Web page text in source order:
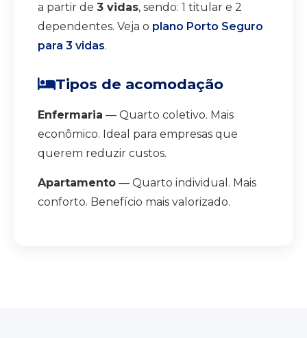
a partir de 3 vidas, sendo: 1 titular e 2
dependentes. Veja o plano Porto Seguro
para 3 vidas.
Tipos de acomodação
Enfermaria — Quarto coletivo. Mais
econômico. Ideal para empresas que
querem reduzir custos.
Apartamento — Quarto individual. Mais
conforto. Benefício mais valorizado.